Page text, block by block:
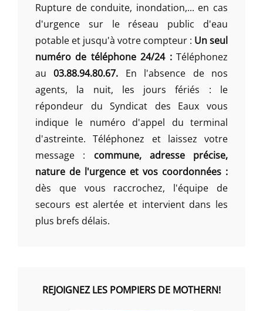
Rupture de conduite, inondation,... en cas
d'urgence sur le réseau public d'eau
potable et jusqu'à votre compteur : Un seul
numéro de téléphone 24/24 :Téléphonez
au03.88.94.80.67. En l'absence de nos
agents, la nuit, les jours fériés : le
répondeur du Syndicat des Eaux vous
indique le numéro d'appel du terminal
d'astreinte. Téléphonez et laissez votre
message : commune, adresse précise,
nature de l'urgence et vos coordonnées :
dès que vous raccrochez, l'équipe de
secours est alertée et intervient dans les
plus brefs délais.
REJOIGNEZ LES POMPIERS DE MOTHERN!